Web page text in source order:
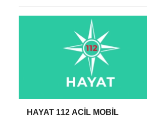
HAYAT 112 ACİL MOBİL